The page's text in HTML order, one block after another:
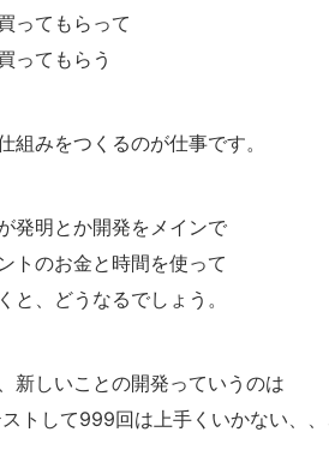
ってもらって
ってもらう
組みをつくるのが仕事です。
発明とか開発をメインで
トのお金と時間を使って
と、どうなるでしょう。
新しいことの開発っていうのは
トして999回は上手くいかない、